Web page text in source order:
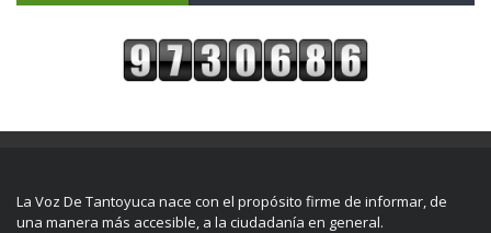
La Voz De Tantoyuca nace con el propósito firme de informar, de
una manera más accesible, a la ciudadanía en general.